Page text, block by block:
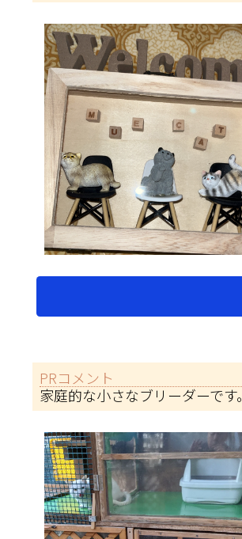
PRコメント
家庭的な小さなブリーダーです。